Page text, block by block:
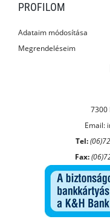
PROFILOM
Adataim módosítása
Megrendeléseim
7300
Email:
Tel:
Fax: